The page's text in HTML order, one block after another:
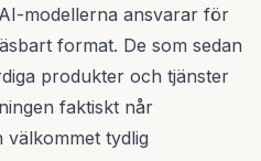
modellerna ansvarar för
format. De som sedan
produkter och tjänster
faktiskt når
välkommet tydlig